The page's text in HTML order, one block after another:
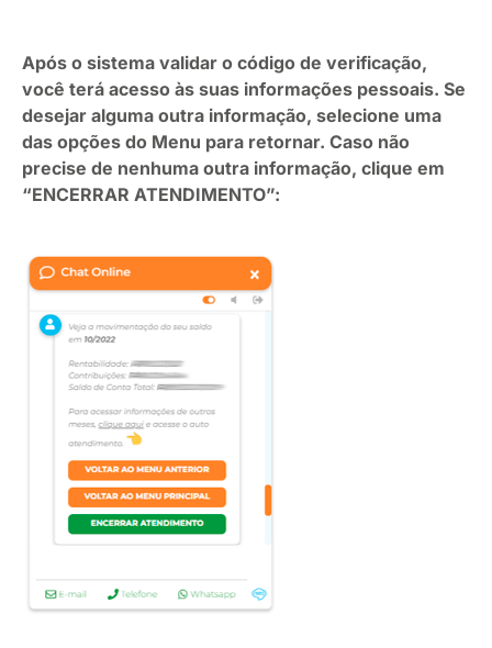
Após o sistema validar o código de verificação,
você terá acesso às suas informações pessoais. Se
desejar alguma outra informação, selecione uma
das opções do Menu para retornar. Caso não
precise de nenhuma outra informação, clique em
“ENCERRAR ATENDIMENTO”: